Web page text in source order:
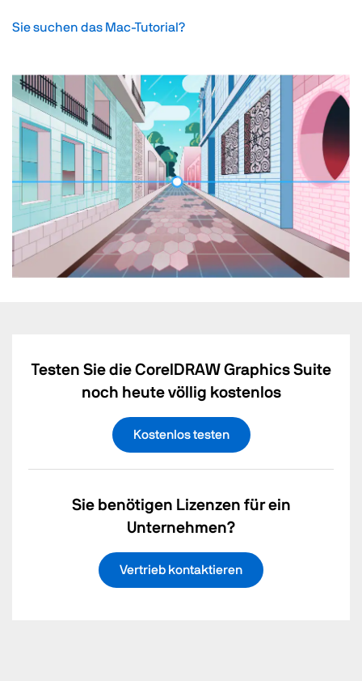
Sie suchen das Mac-Tutorial?
Testen Sie die CorelDRAW Graphics Suite
noch heute völlig kostenlos
Kostenlos testen
Sie benötigen Lizenzen für ein
Unternehmen?
Vertrieb kontaktieren